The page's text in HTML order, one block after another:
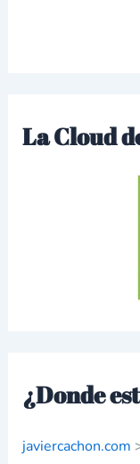
La Cloud
¿Donde
javiercachon.com